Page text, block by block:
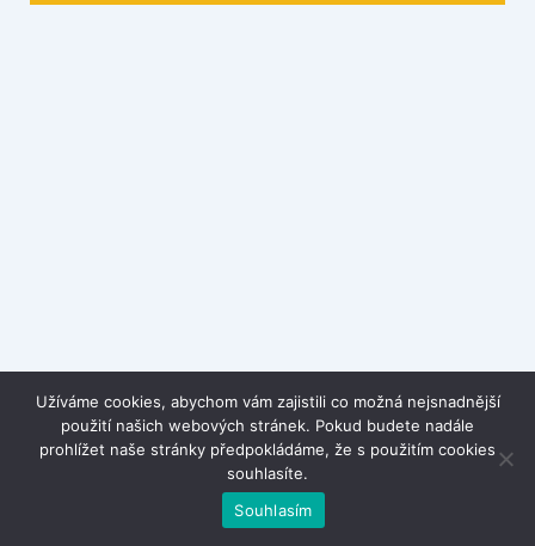
Užíváme cookies, abychom vám zajistili co možná nejsnadnější
použití našich webových stránek. Pokud budete nadále
prohlížet naše stránky předpokládáme, že s použitím cookies
souhlasíte.
Souhlasím